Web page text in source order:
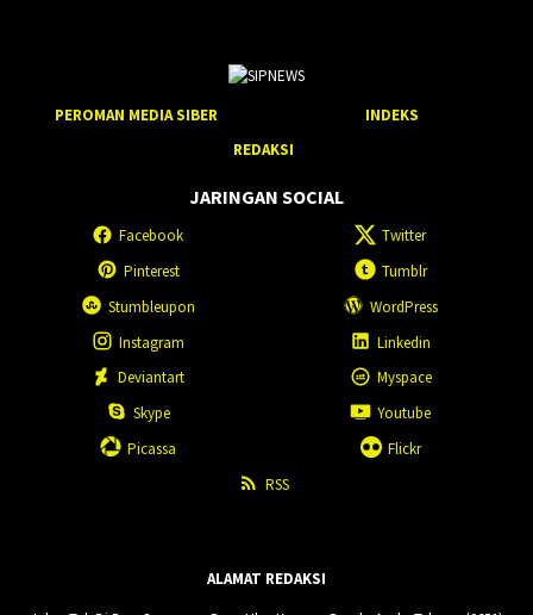
PEROMAN MEDIA SIBER
INDEKS
REDAKSI
JARINGAN SOCIAL
Facebook
Twitter
Pinterest
Tumblr
Stumbleupon
WordPress
Instagram
Linkedin
Deviantart
Myspace
Skype
Youtube
Picassa
Flickr
RSS
ALAMAT REDAKSI